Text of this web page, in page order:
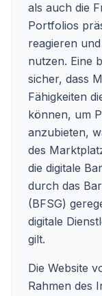
als auch die
Portfolios
reagieren
nutzen. Eine
sicher, dass
Fähigkeiten
können, um
anzubieten,
des
die digitale
durch das
(BFSG)
digitale
gilt.
Die Website
Rahmen des